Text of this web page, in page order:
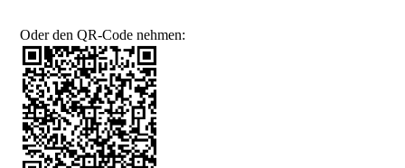
Oder den QR-Code nehmen: